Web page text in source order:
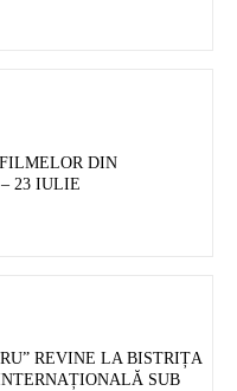
DIN
23 IULIE
REVINE LA BISTRIȚA
SUB